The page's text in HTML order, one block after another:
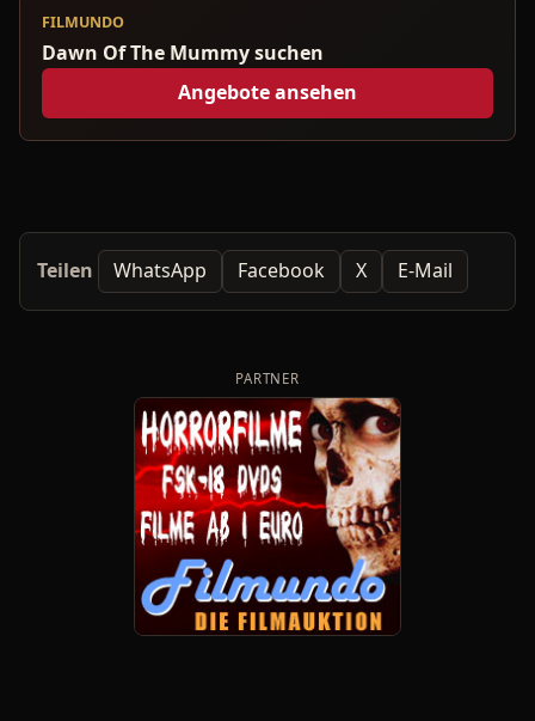
FILMUNDO
Dawn Of The Mummy suchen
Angebote ansehen
Teilen WhatsApp Facebook X E-Mail
PARTNER